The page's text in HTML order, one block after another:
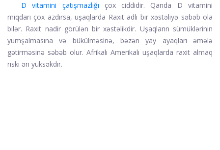
D vitamini çatışmazlığı
çox ciddidir. Qanda D vitamini
miqdarı çox azdırsa, uşaqlarda Raxit adlı bir xəstəliyə səbəb ola
bilər. Raxit nadir görülən bir xəstəlikdir. Uşaqların sümüklərinin
yumşalmasına və bükülməsinə, bəzən yay ayaqları əmələ
gətirməsinə səbəb olur. Afrikalı Amerikalı uşaqlarda raxit almaq
riski ən yüksəkdir.